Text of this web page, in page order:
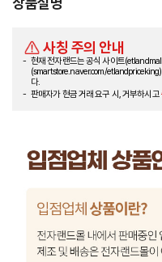
사칭 주의 안내
현재 전자랜드는 공식 사이트
(smartstore.naver.com/
다.
판매자가 현금 거래 요구 시, 거부하시고